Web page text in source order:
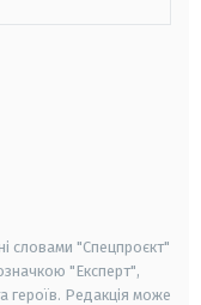
словами "Спецпроєкт"
"Експерт",
героїв. Редакція може